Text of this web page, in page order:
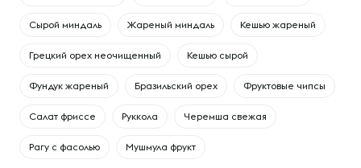
Сырой миндаль Жареный миндаль Кешью жареный
Грецкий орех неочищенный Кешью сырой
Фундук жареный Бразильский орех Фруктовые чипсы
Салат фриссе Руккола Черемша свежая
Рагу с фасолью Мушмула фрукт